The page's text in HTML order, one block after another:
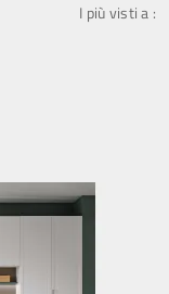
I più visti a :